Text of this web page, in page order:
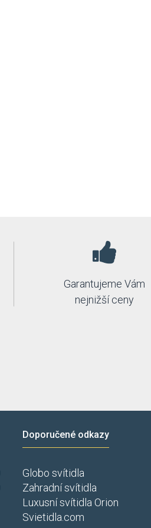
Garantujeme Vám
nejnižší ceny
Doporučené odkazy
Globo svítidla
Zahradní svítidla
Luxusní svítidla Orion
Svietidla.com